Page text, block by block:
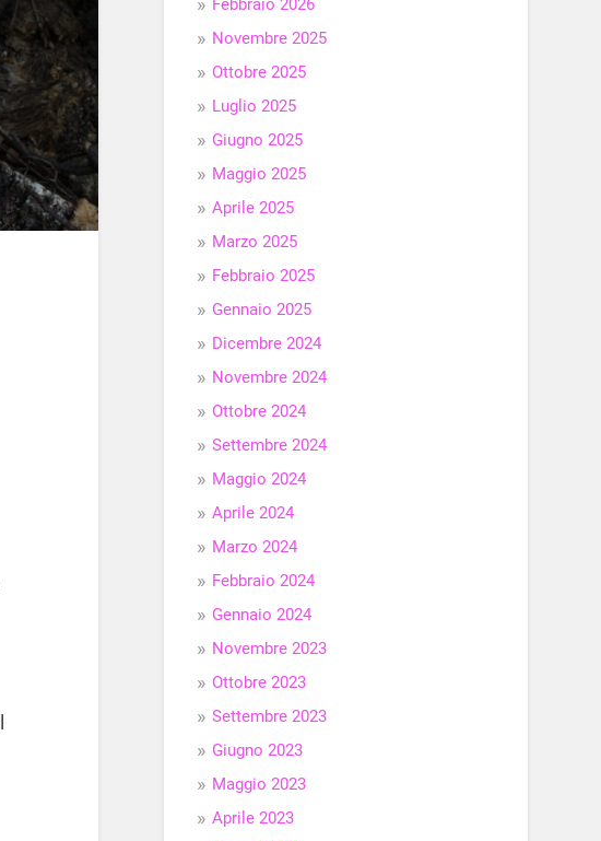
Febbraio 2026
Novembre 2025
Ottobre 2025
Luglio 2025
Giugno 2025
Maggio 2025
Aprile 2025
Marzo 2025
Febbraio 2025
Gennaio 2025
Dicembre 2024
Novembre 2024
Ottobre 2024
Settembre 2024
Maggio 2024
Aprile 2024
Marzo 2024
Febbraio 2024
Gennaio 2024
Novembre 2023
Ottobre 2023
Settembre 2023
Giugno 2023
Maggio 2023
Aprile 2023